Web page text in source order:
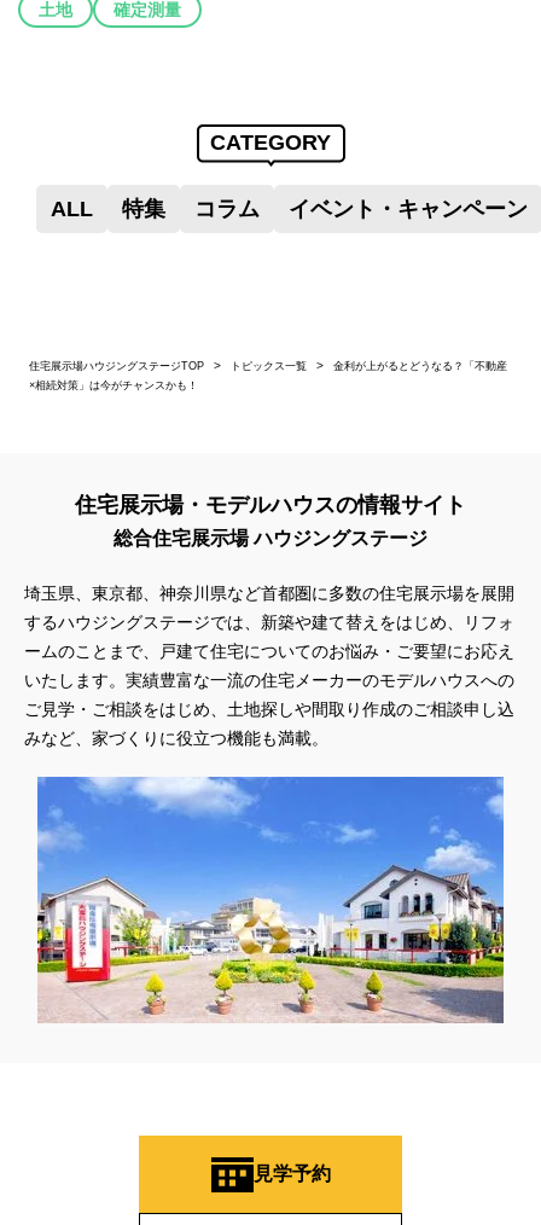
土地 確定測量
CATEGORY
ALL 特集 コラム イベント・キャンペーン
住宅展示場ハウジングステージTOP トピックス一覧
金利が上がるとどうなる？「不動産
×相続対策」は今がチャンスかも！
住宅展示場・モデルハウスの情報サイト
総合住宅展示場 ハウジングステージ
埼玉県、東京都、神奈川県など首都圏に多数の住宅展示場を展開
するハウジングステージでは、新築や建て替えをはじめ、リフォ
ームのことまで、戸建て住宅についてのお悩み・ご要望にお応え
いたします。実績豊富な一流の住宅メーカーのモデルハウスへの
ご見学・ご相談をはじめ、土地探しや間取り作成のご相談申し込
みなど、家づくりに役立つ機能も満載。
見学予約